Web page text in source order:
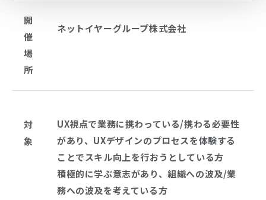
開
催
場
所
ネットイヤーグループ株式会社
対
象
UX視点で業務に携わっている/携わる必要性
があり、UXデザインのプロセスを体験する
ことでスキル向上を行おうとしている方
積極的に学ぶ意志があり、組織への波及/業
務への波及を考えている方